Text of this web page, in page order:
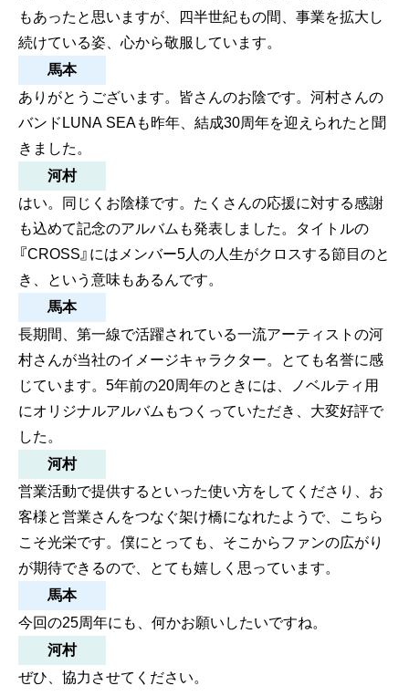
もあったと思いますが、四半世紀もの間、事業を拡大し
続けている姿、心から敬服しています。
馬本
ありがとうございます。皆さんのお陰です。河村さんの
バンドLUNA SEAも昨年、結成30周年を迎えられたと聞
きました。
河村
はい。同じくお陰様です。たくさんの応援に対する感謝
も込めて記念のアルバムも発表しました。タイトルの
『CROSS』にはメンバー5人の人生がクロスする節目のと
き、という意味もあるんです。
馬本
長期間、第一線で活躍されている一流アーティストの河
村さんが当社のイメージキャラクター。とても名誉に感
じています。5年前の20周年のときには、ノベルティ用
にオリジナルアルバムもつくっていただき、大変好評で
した。
河村
営業活動で提供するといった使い方をしてくださり、お
客様と営業さんをつなぐ架け橋になれたようで、こちら
こそ光栄です。僕にとっても、そこからファンの広がり
が期待できるので、とても嬉しく思っています。
馬本
今回の25周年にも、何かお願いしたいですね。
河村
ぜひ、協力させてください。